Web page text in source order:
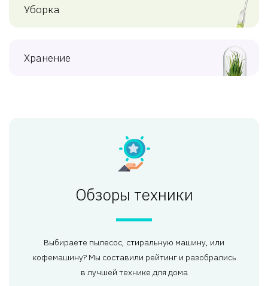
Уборка
Хранение
Обзоры техники
Выбираете пылесос, стиральную машину, или
кофемашину? Мы составили рейтинг и разобрались
в лучшей технике для дома